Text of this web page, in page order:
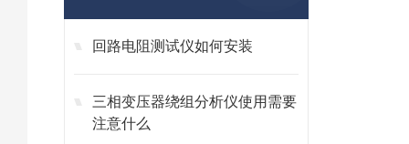
回路电阻测试仪如何安装
三相变压器绕组分析仪使用需要
注意什么